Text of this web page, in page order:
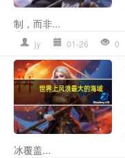
制，而非...
jy 01-26 0
冰覆盖...